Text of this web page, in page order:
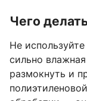
Чего
Не
сильно
размокнуть и